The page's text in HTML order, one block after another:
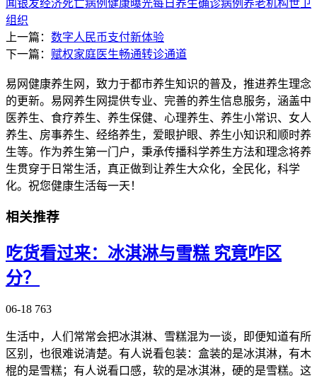
闻银发经济死亡病例 健康曝光每日养生确诊病例 养老机构世卫
组织
上一篇： 数字人民币支付新体验
下一篇： 赋权家庭医生畅通转诊通道
易网健康养生网，致力于都市养生知识的普及，推进养生理念
的更新。易网养生网提供专业、完善的养生信息服务，涵盖中
医养生、食疗养生、养生保健、心理养生、养生小常识、女人
养生、房事养生、经络养生，爱眼护眼、养生小知识和顺时养
生等。作为养生第一门户，秉承传播科学养生方法和理念将养
生贯穿于日常生活，真正做到让养生大众化，全民化，科学
化。祝您健康生活每一天！
相关推荐
吃货看过来：冰淇淋与雪糕 究竟咋区
分？
06-18 763
生活中，人们常常会把冰淇淋、雪糕混为一谈，即便知道有所
区别，也很难说清楚。有人说看包装：盒装的是冰淇淋，有木
棍的是雪糕；有人说看口感，软的是冰淇淋，硬的是雪糕。这